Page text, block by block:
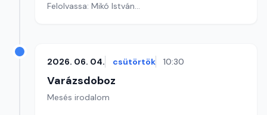
Felolvassa: Mikó István
2026. 06. 04. csütörtök 10:30
Varázsdoboz
Mesés irodalom